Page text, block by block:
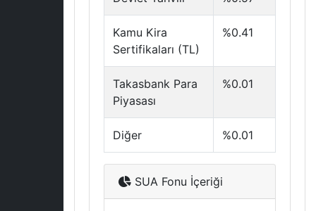
Kamu Kira
Sertifikaları (TL)
%0.41
Takasbank Para
Piyasası
%0.01
Diğer %0.01
SUA Fonu İçeriği